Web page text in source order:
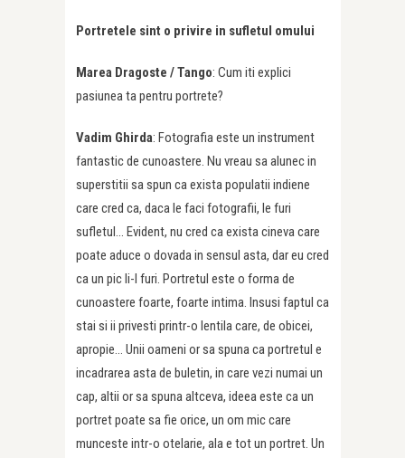
Portretele sint o privire in sufletul omului
Marea Dragoste /Tango: Cum iti explici
pasiunea ta pentru portrete?
Vadim Ghirda: Fotografia este un instrument
fantastic de cunoastere. Nu vreau sa alunec in
superstitii sa spun ca exista populatii indiene
care cred ca, daca le faci fotografii, le furi
sufletul… Evident, nu cred ca exista cineva care
poate aduce o dovada in sensul asta, dar eu cred
ca un pic li-l furi. Portretul este o forma de
cunoastere foarte, foarte intima. Insusi faptul ca
stai si ii privesti printr-o lentila care, de obicei,
apropie… Unii oameni or sa spuna ca portretul e
incadrarea asta de buletin, in care vezi numai un
cap, altii or sa spuna altceva, ideea este ca un
portret poate sa fie orice, un om mic care
munceste intr-o otelarie, ala e tot un portret. Un